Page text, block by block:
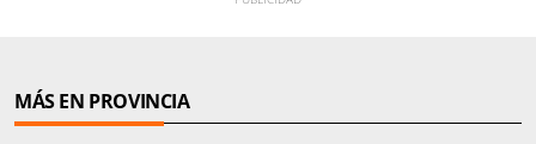
MÁS EN PROVINCIA